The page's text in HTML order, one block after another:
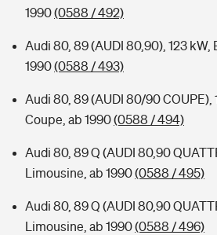
1990(0588 / 492)
Audi 80, 89 (AUDI 80,90), 123 kW,
1990(0588 / 493)
Audi 80, 89 (AUDI 80/90 COUPE),
Coupe, ab 1990(0588 / 494)
Audi 80, 89 Q (AUDI 80,90
Limousine, ab 1990(0588 / 495)
Audi 80, 89 Q (AUDI 80,90
Limousine, ab 1990(0588 / 496)